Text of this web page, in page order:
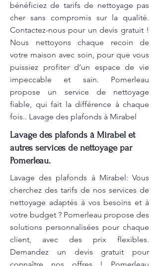
bénéficiez de tarifs de nettoyage pas
cher sans compromis sur la qualité.
Contactez-nous pour un devis gratuit !
Nous nettoyons chaque recoin de
votre maison avec soin, pour que vous
puissiez profiter d’un espace de vie
impeccable et sain. Pomerleau
propose un service de nettoyage
fiable, qui fait la différence à chaque
fois.. Lavage des plafonds à Mirabel
Lavage des plafonds à Mirabel et
autres services de nettoyage par
Pomerleau.
Lavage des plafonds à Mirabel: Vous
cherchez des tarifs de nos services de
nettoyage adaptés à vos besoins et à
votre budget ? Pomerleau propose des
solutions personnalisées pour chaque
client, avec des prix flexibles.
Demandez un devis gratuit pour